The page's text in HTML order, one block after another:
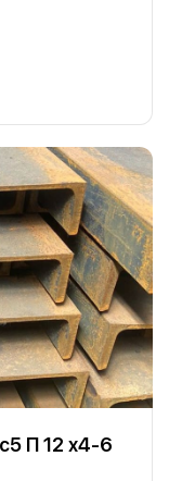
П 12 х4-6